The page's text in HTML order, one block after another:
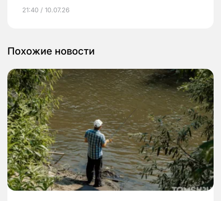
21:40 / 10.07.26
Похожие новости